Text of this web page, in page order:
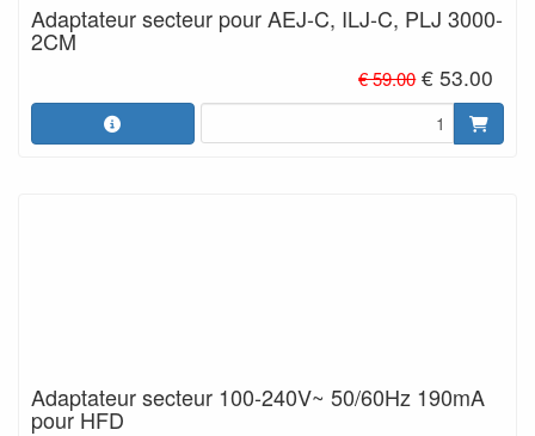
Adaptateur secteur pour AEJ-C, ILJ-C, PLJ 3000-
2CM
€ 59.00 € 53.00
Adaptateur secteur 100-240V~ 50/60Hz 190mA
pour HFD